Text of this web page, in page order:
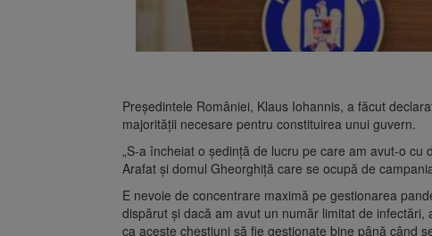
Președintele României, Klaus Iohannis, a făcut
majorității necesare pentru constituirea unui guvern.
„S-a încheiat o ședință de lucru pe care am avut-o
Arafat și domul Gheorghiță care se ocupă de
E nevoie de concentrare maximă pe gestionarea
dispărut și dacă am avut un număr limitat de
ca aceste chestiuni să fie gestionate bine până când